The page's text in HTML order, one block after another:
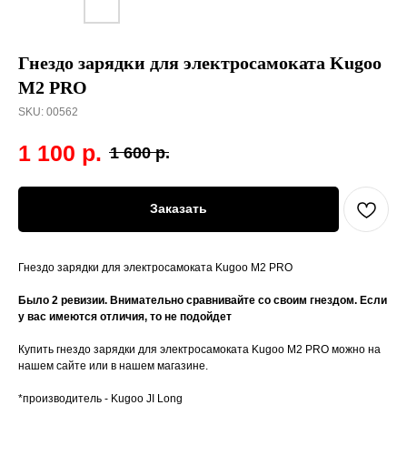
Гнездо зарядки для электросамоката Kugoo
M2 PRO
SKU: 00562
1 100 р. 1 600 р.
Заказать
Гнездо зарядки для электросамоката Kugoo M2 PRO
Было 2 ревизии. Внимательно сравнивайте со своим гнездом. Если
у вас имеются отличия, то не подойдет
Купить гнездо зарядки для электросамоката Kugoo M2 PRO можно на
нашем сайте или в нашем магазине.
*производитель - Kugoo JI Long